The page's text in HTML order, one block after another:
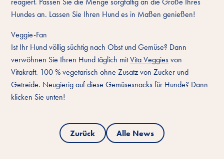
Hundes an. Lassen Sie Ihren Hund es in Maßen genießen!
Veggie-Fan
Ist Ihr Hund völlig süchtig nach Obst und Gemüse? Dann
verwöhnen Sie Ihren Hund täglich mitVita Veggiesvon
Vitakraft. 100 % vegetarisch ohne Zusatz von Zucker und
Getreide. Neugierig auf diese Gemüsesnacks für Hunde? Dann
klicken Sie unten!
Zurück Alle News